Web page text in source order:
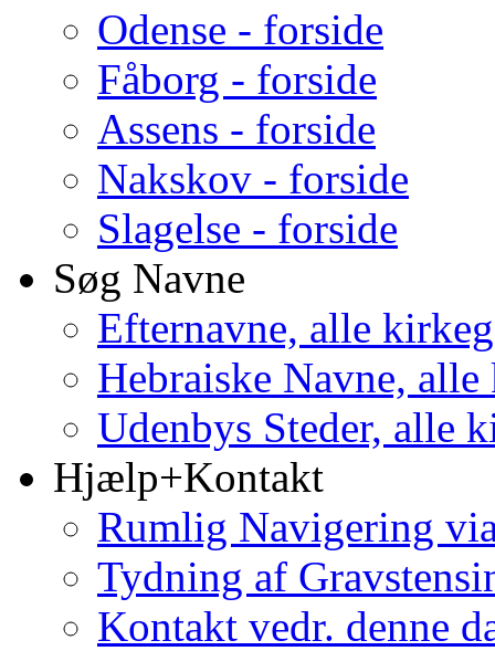
Odense - forside
Fåborg - forside
Assens - forside
Nakskov - forside
Slagelse - forside
Søg Navne
Efternavne, alle
Hebraiske Navne,
Udenbys Steder, alle
Hjælp+Kontakt
Rumlig Navigering
Tydning af
Kontakt vedr. denne